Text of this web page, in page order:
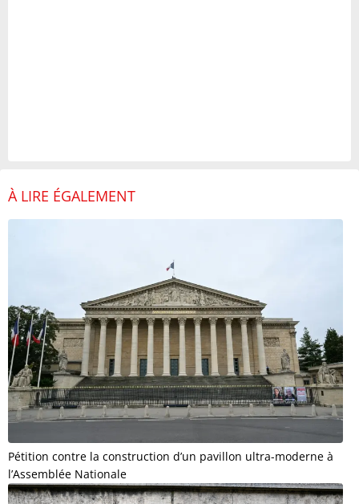
À LIRE ÉGALEMENT
Pétition contre la construction d’un pavillon ultra-moderne à
l’Assemblée Nationale